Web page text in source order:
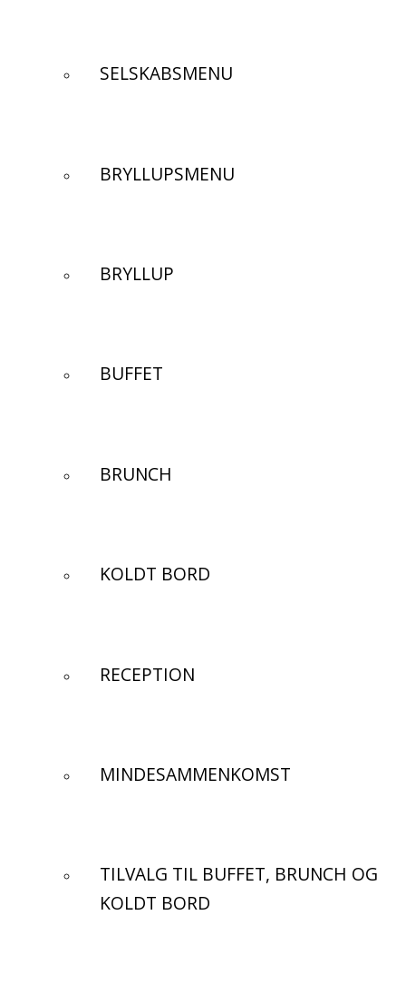
SELSKABSMENU
BRYLLUPSMENU
BRYLLUP
BUFFET
BRUNCH
KOLDT BORD
RECEPTION
MINDESAMMENKOMST
TILVALG TIL BUFFET, BRUNCH OG
KOLDT BORD